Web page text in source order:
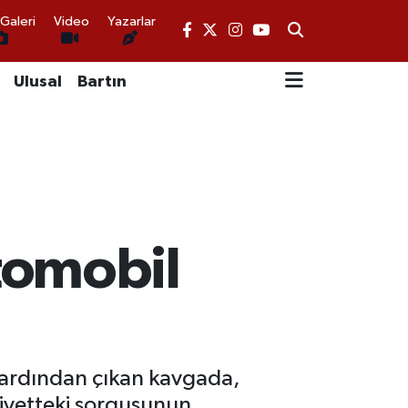
Video Yazarlar
Ulusal Bartın
çıkan kavgada,